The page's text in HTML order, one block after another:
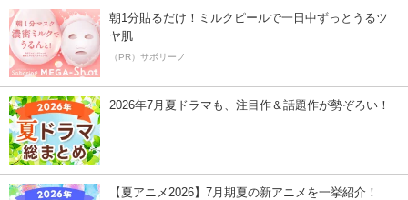
朝1分貼るだけ！ミルクピールで一日中ずっとうるツ
ヤ肌
（PR）サボリーノ
2026年7月夏ドラマも、注目作＆話題作が勢ぞろい！
【夏アニメ2026】7月期夏の新アニメを一挙紹介！